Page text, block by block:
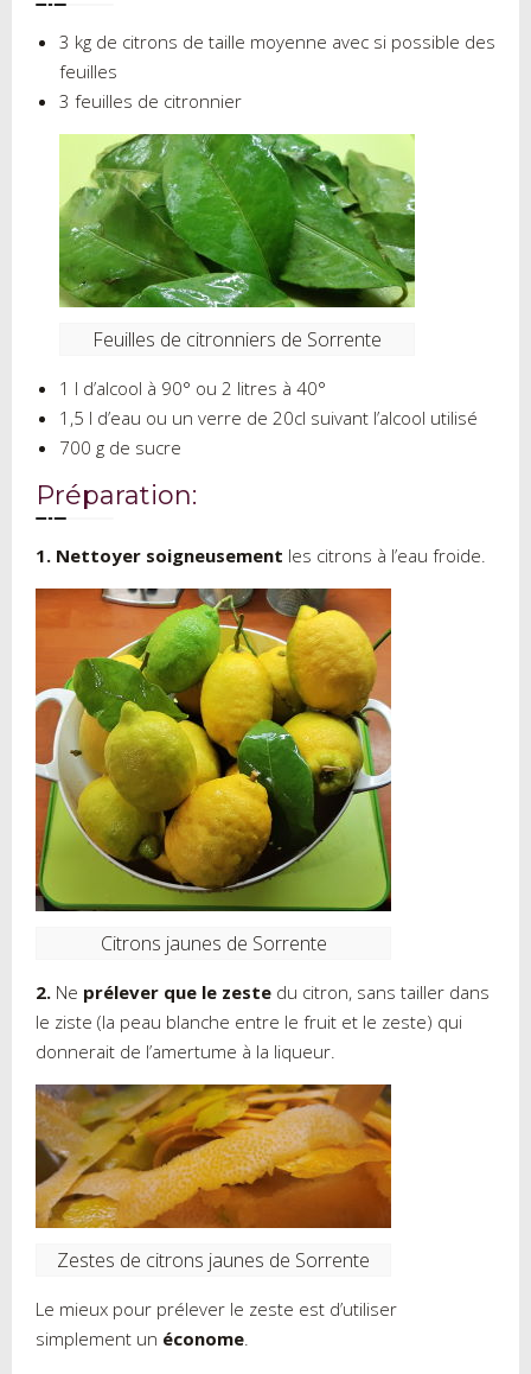
3 kg de citrons de taille moyenne avec si possible des
feuilles
3 feuilles de citronnier
Feuilles de citronniers de Sorrente
1 l d’alcool à 90° ou 2 litres à 40°
1,5 l d’eau ou un verre de 20cl suivant l’alcool utilisé
700 g de sucre
Préparation:
1. Nettoyer soigneusement les citrons à l’eau froide.
Citrons jaunes de Sorrente
2. Ne prélever que le zeste du citron, sans tailler dans
le ziste (la peau blanche entre le fruit et le zeste) qui
donnerait de l’amertume à la liqueur.
Zestes de citrons jaunes de Sorrente
Le mieux pour prélever le zeste est d’utiliser
simplement un économe.